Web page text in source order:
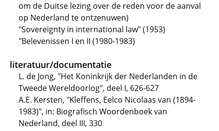
om de Duitse lezing over de reden voor de aanval
op Nederland te ontzenuwen)
"Sovereignty in international law" (1953)
"Belevenissen I en II (1980-1983)
literatuur/documentatie
L. de Jong, "Het Koninkrijk der Nederlanden in de
Tweede Wereldoorlog", deel I, 626-627
A.E. Kersten, "Kleffens, Eelco Nicolaas van (1894-
1983)", in: Biografisch Woordenboek van
Nederland, deel III, 330